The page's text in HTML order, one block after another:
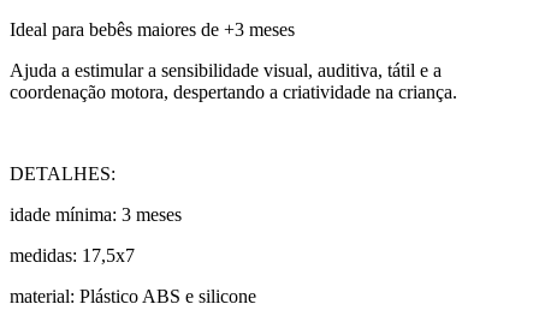
Ideal para bebês maiores de +3 meses
Ajuda a estimular a sensibilidade visual, auditiva, tátil e a
coordenação motora, despertando a criatividade na criança.
DETALHES:
idade mínima: 3 meses
medidas: 17,5x7
material: Plástico ABS e silicone